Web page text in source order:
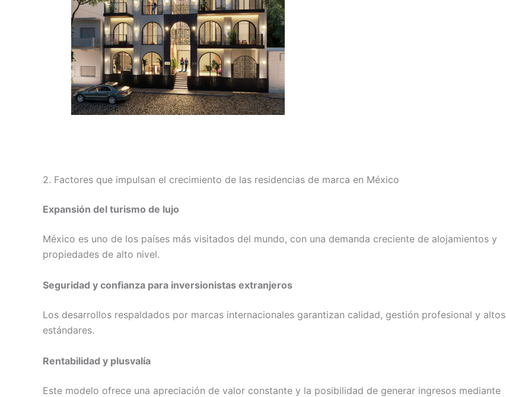
2. Factores que impulsan el crecimiento de las residencias de marca en México
Expansión del turismo de lujo
México es uno de los países más visitados del mundo, con una demanda creciente de alojamientos y
propiedades de alto nivel.
Seguridad y confianza para inversionistas extranjeros
Los desarrollos respaldados por marcas internacionales garantizan calidad, gestión profesional y altos
estándares.
Rentabilidad y plusvalía
Este modelo ofrece una apreciación de valor constante y la posibilidad de generar ingresos mediante